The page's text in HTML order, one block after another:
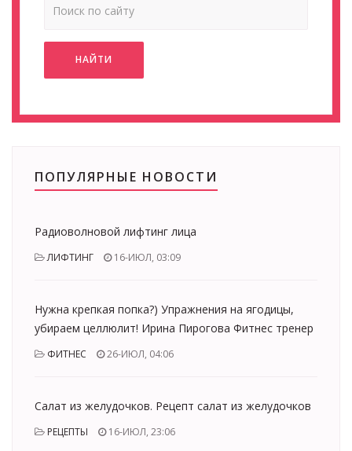
НАЙТИ
ПОПУЛЯРНЫЕ НОВОСТИ
Радиоволновой лифтинг лица
ЛИФТИНГ 16-ИЮЛ, 03:09
Нужна крепкая попка?) Упражнения на ягодицы,
убираем целлюлит! Ирина Пирогова Фитнес тренер
ФИТНЕС 26-ИЮЛ, 04:06
Салат из желудочков. Рецепт салат из желудочков
РЕЦЕПТЫ 16-ИЮЛ, 23:06